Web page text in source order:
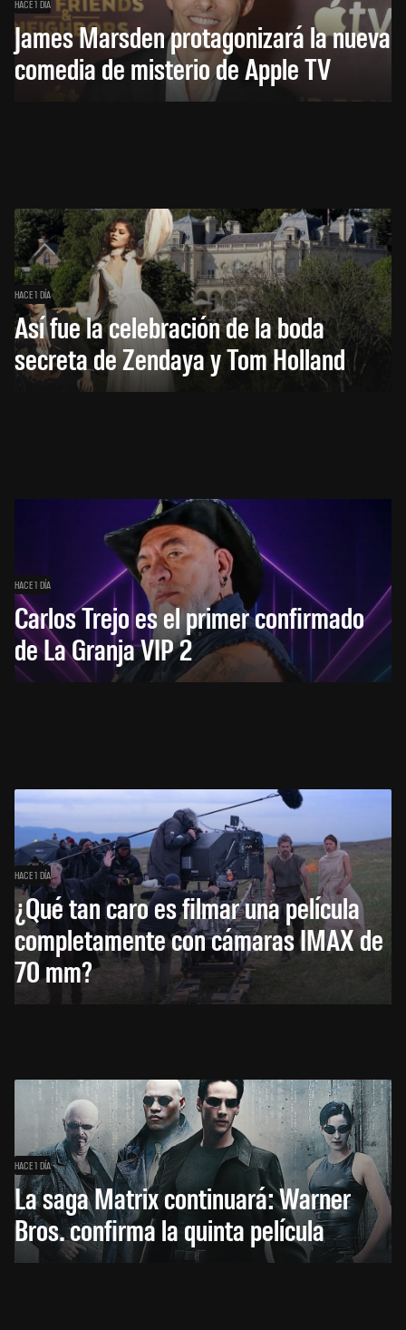
HACE 1 DÍA
James Marsden protagonizará la nueva
comedia de misterio de Apple TV
HACE 1 DÍA
Así fue la celebración de la boda
secreta de Zendaya y Tom Holland
HACE 1 DÍA
Carlos Trejo es el primer confirmado
de La Granja VIP 2
HACE 1 DÍA
¿Qué tan caro es filmar una película
completamente con cámaras IMAX de
70 mm?
HACE 1 DÍA
La saga Matrix continuará: Warner
Bros. confirma la quinta película